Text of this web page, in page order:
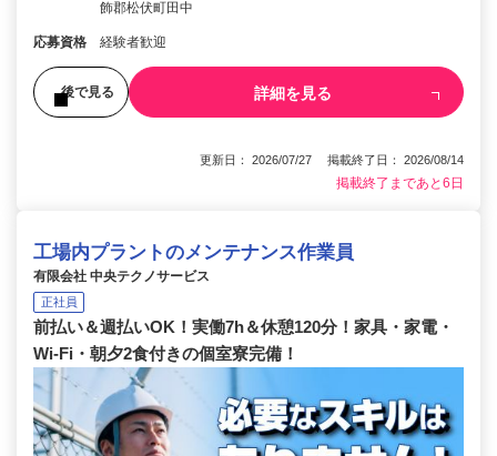
飾郡松伏町田中
応募資格 経験者歓迎
後で見る 詳細を見る
更新日： 2026/07/27 掲載終了日： 2026/08/14
掲載終了まであと6日
工場内プラントのメンテナンス作業員
有限会社 中央テクノサービス
正社員
前払い＆週払いOK！実働7h＆休憩120分！家具・家電・
Wi-Fi・朝夕2食付きの個室寮完備！